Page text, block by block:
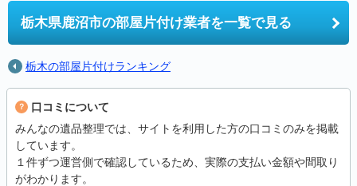
栃木県鹿沼市の部屋片付け業者を一覧で見る
栃木の部屋片付けランキング
口コミについて
みんなの遺品整理では、サイトを利用した方の口コミのみを掲載
しています。
１件ずつ運営側で確認しているため、実際の支払い金額や間取り
がわかります。